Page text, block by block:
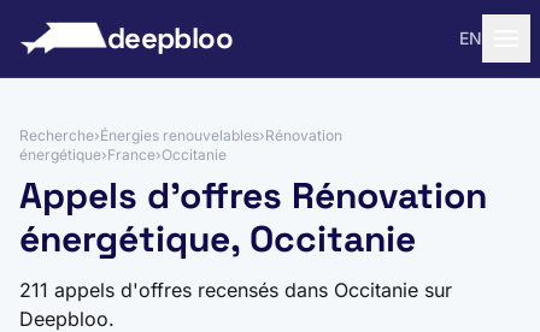
deepbloo EN
Recherche›Énergies renouvelables›Rénovation
énergétique›France›Occitanie
Appels d'offres Rénovation
énergétique, Occitanie
211 appels d'offres recensés dans Occitanie sur
Deepbloo.